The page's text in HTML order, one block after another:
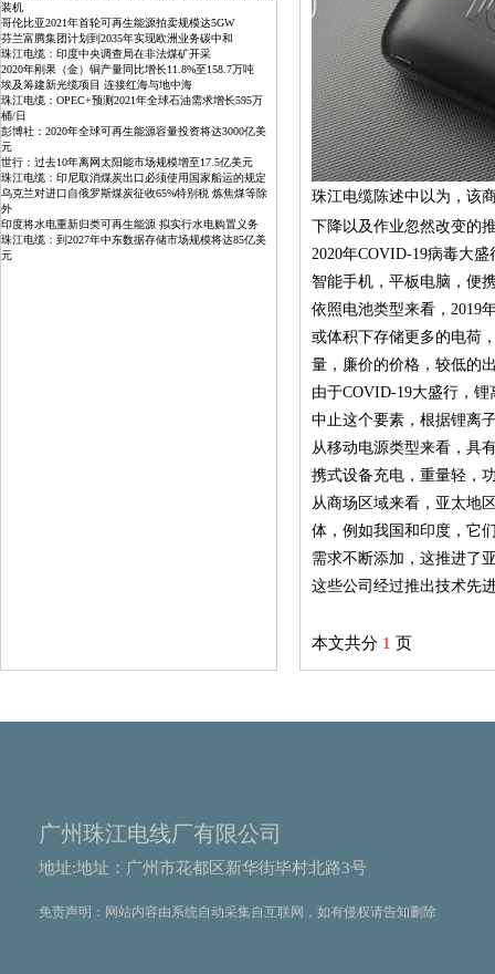
装机
哥伦比亚2021年首轮可再生能源拍卖规模达5GW
芬兰富腾集团计划到2035年实现欧洲业务碳中和
珠江电缆：印度中央调查局在非法煤矿开采
2020年刚果（金）铜产量同比增长11.8%至158.7万吨
埃及筹建新光缆项目 连接红海与地中海
珠江电缆：OPEC+预测2021年全球石油需求增长595万
桶/日
彭博社：2020年全球可再生能源容量投资将达3000亿美
元
世行：过去10年离网太阳能市场规模增至17.5亿美元
珠江电缆：印尼取消煤炭出口必须使用国家船运的规定
乌克兰对进口自俄罗斯煤炭征收65%特别税 炼焦煤等除
外
印度将水电重新归类可再生能源 拟实行水电购置义务
珠江电缆：到2027年中东数据存储市场规模将达85亿美
元
珠江电缆陈述中以为，该
下降以及作业忽然改变的
2020年COVID-19病毒大
智能手机，平板电脑，便
依照电池类型来看，2019
或体积下存储更多的电荷
量，廉价的价格，较低的
由于COVID-19大盛行，
中止这个要素，根据锂离
从移动电源类型来看，具
携式设备充电，重量轻，
从商场区域来看，亚太地
体，例如我国和印度，它
需求不断添加，这推进了
这些公司经过推出技术先
本文共分 1 页
广州珠江电线厂有限公司
地址:地址：广州市花都区新华街毕村北路3号
免责声明：网站内容由系统自动采集自互联网，如有侵权请告知删除